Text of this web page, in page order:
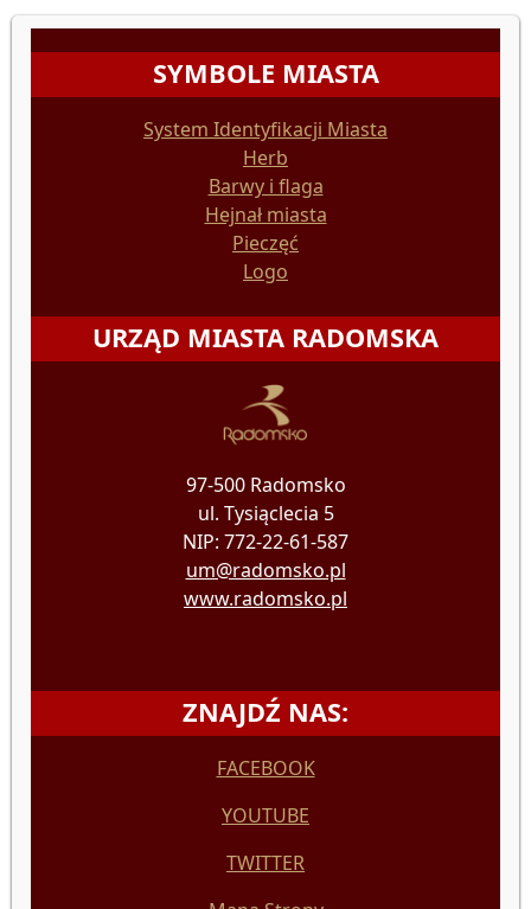
SYMBOLE MIASTA
System Identyfikacji Miasta
Herb
Barwy i flaga
Hejnał miasta
Pieczęć
Logo
URZĄD MIASTA RADOMSKA
97-500 Radomsko
ul. Tysiąclecia 5
NIP: 772-22-61-587
um@radomsko.pl
www.radomsko.pl
ZNAJDŹ NAS:
FACEBOOK
YOUTUBE
TWITTER